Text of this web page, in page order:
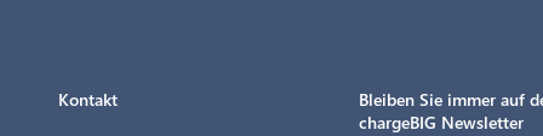
Kontakt
Bleiben Sie immer auf
chargeBIG Newsletter